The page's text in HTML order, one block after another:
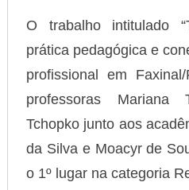
O trabalho intitulado
prática pedagógica e
profissional em
professoras Mariana
Tchopko junto aos
da Silva e Moacyr de
o 1º lugar na categoria